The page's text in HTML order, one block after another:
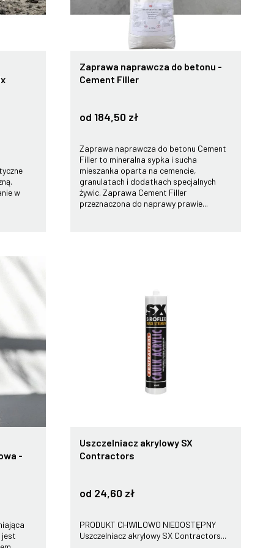
w
Zaprawa naprawcza do betonu -
Cement Filler
od 184,50 zł
Zaprawa naprawcza do betonu Cement
Filler to mineralna sypka i sucha
mieszanka oparta na cemencie,
granulatach i dodatkach specjalnych
żywic. Zaprawa Cement Filler
przeznaczona do naprawy prawie...
-
jest
Uszczelniacz akrylowy SX
Contractors
od 24,60 zł
PRODUKT CHWILOWO NIEDOSTĘPNY
Uszczelniacz akrylowy SX Contractors...